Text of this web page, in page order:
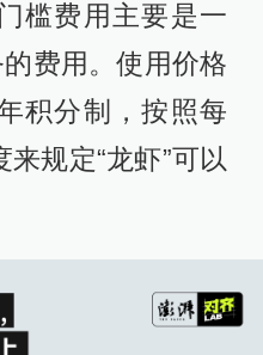
槛费用主要是一
费用。使用价格
积分制，按照每
规定“龙虾”可以